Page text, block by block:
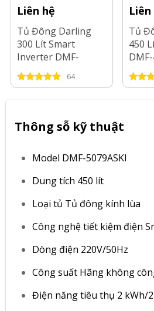
Liên hệ
Tủ Đông Darling
300 Lít Smart
Inverter DMF-
3799ASI
64
Liên
Tủ
450
Thông sỗ kỹ thuật
Model DMF-5079ASKI
Dung tích 450 lít
Loại tủ Tủ đông kính lùa
Công nghệ tiết kiệm điện
Dòng điện 220V/50Hz
Công suất Hãng không
Điện năng tiêu thụ 2 kWh/